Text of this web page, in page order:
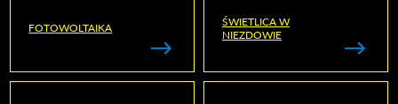
FOTOWOLTAIKA
ŚWIETLICA W
NIEZDOWIE